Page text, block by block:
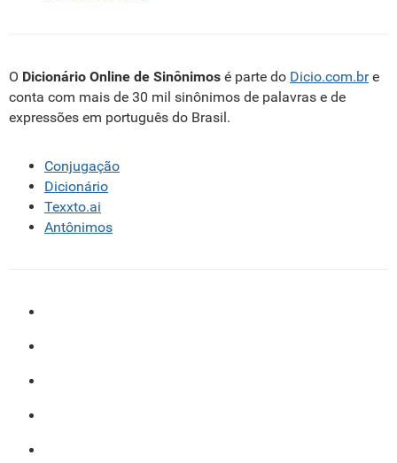
O Dicionário Online de Sinônimos é parte do Dicio.com.bre
conta com mais de 30 mil sinônimos de palavras e de
expressões em português do Brasil.
Conjugação
Dicionário
Texxto.ai
Antônimos